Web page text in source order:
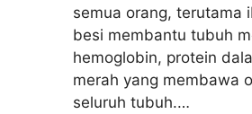
semua orang, terutama
besi membantu tubuh
hemoglobin, protein
merah yang membawa
seluruh tubuh.…